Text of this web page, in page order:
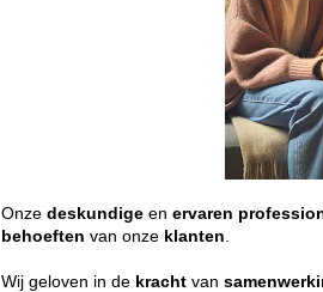
Onzedeskundige enervaren
behoeften van onze klanten
Wij geloven in de kracht van